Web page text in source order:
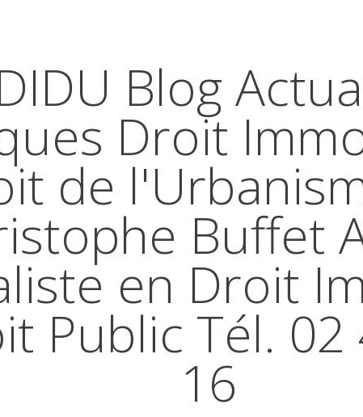
Blog
Droit
de
Buffet
en Droit
Public Tél. 02
16